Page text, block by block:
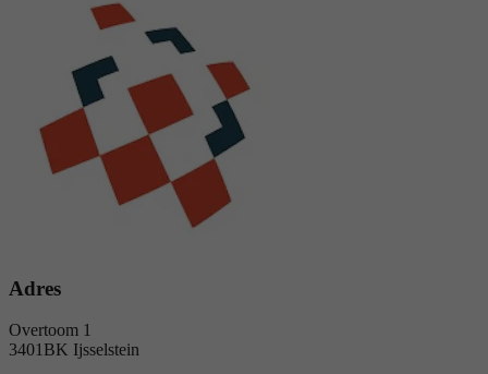
Adres
Overtoom 1
3401BK Ijsselstein